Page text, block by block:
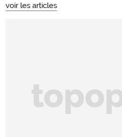
voir les articles